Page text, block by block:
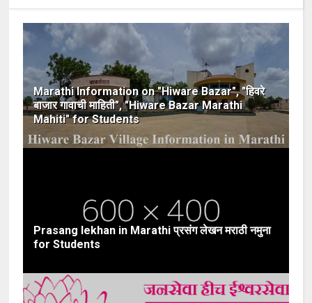
Marathi Information on "Hiware Bazar", "हिवरे
बाजार गावाची माहिती", "Hiware Bazar Marathi
Mahiti" for Students
Prasang lekhan in Marathi प्रसंग लेखन मराठी नमुना
for Students